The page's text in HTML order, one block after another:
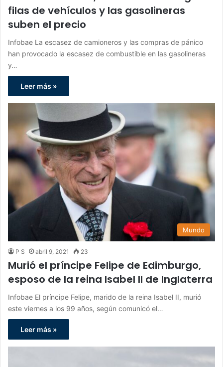
filas de vehículos y las gasolineras
suben el precio
Infobae La escasez de camioneros y las compras de pánico
han provocado la escasez de combustible en las gasolineras
y…
Leer más »
Mundo
P S abril 9, 2021 23
Murió el príncipe Felipe de Edimburgo,
esposo de la reina Isabel II de Inglaterra
Infobae El príncipe Felipe, marido de la reina Isabel II, murió
este viernes a los 99 años, según comunicó el…
Leer más »